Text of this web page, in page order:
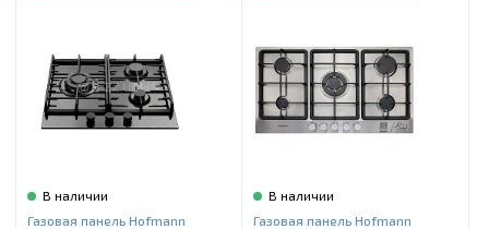
В наличии
Газовая панель Hofmann
В наличии
Газовая панель Hofmann